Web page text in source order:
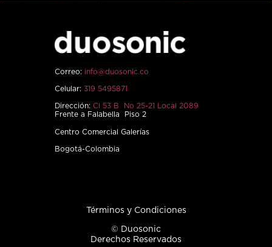
Correo: info@duosonic.co
Celular: 319 5495871
Dirección: Cl 53 B No 25-21 Local 2089
Frente a Falabella Piso 2
Centro Comercial Galerías
Bogotá-Colombia
Términos y Condiciones
© Duosonic
Derechos Reservados